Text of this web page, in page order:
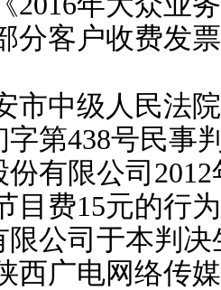
分客户收费发
中级人民法院
字第438号民事
有限公司
目费15元的行
公司于本判
西广电网络传